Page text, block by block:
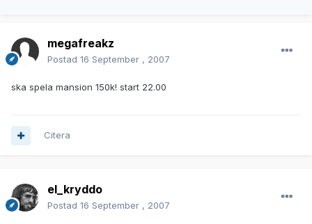
megafreakz
Postad 16 September , 2007
ska spela mansion 150k! start 22.00
Citera
el_kryddo
Postad 16 September , 2007